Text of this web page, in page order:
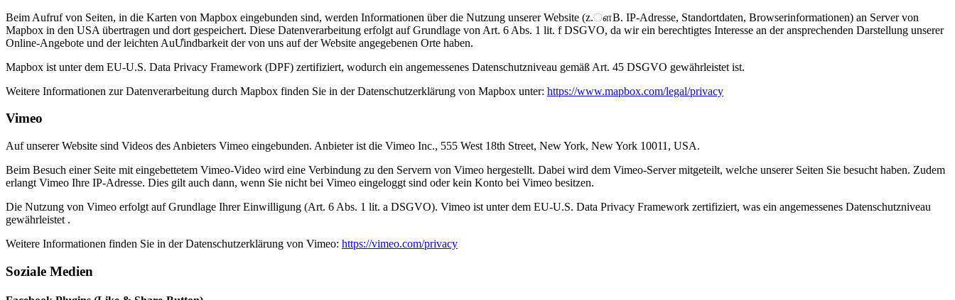
Beim Aufruf von Seiten, in die Karten von Mapbox eingebunden sind, werden Informationen über die Nutzung unserer Website (z.ௗB. IP-Adresse, Standortdaten, Browserinformationen) an Server von
Mapbox in den USA übertragen und dort gespeichert. Diese Datenverarbeitung erfolgt auf Grundlage von Art. 6 Abs. 1 lit. f DSGVO, da wir ein berechtigtes Interesse an der ansprechenden Darstellung unserer
Online-Angebote und der leichten AuƯindbarkeit der von uns auf der Website angegebenen Orte haben.
Mapbox ist unter dem EU-U.S. Data Privacy Framework (DPF) zertifiziert, wodurch ein angemessenes Datenschutzniveau gemäß Art. 45 DSGVO gewährleistet ist.
Weitere Informationen zur Datenverarbeitung durch Mapbox finden Sie in der Datenschutzerklärung von Mapbox unter: https://www.mapbox.com/legal/privacy
Vimeo
Auf unserer Website sind Videos des Anbieters Vimeo eingebunden. Anbieter ist die Vimeo Inc., 555 West 18th Street, New York, New York 10011, USA.
Beim Besuch einer Seite mit eingebettetem Vimeo-Video wird eine Verbindung zu den Servern von Vimeo hergestellt. Dabei wird dem Vimeo-Server mitgeteilt, welche unserer Seiten Sie besucht haben. Zudem
erlangt Vimeo Ihre IP-Adresse. Dies gilt auch dann, wenn Sie nicht bei Vimeo eingeloggt sind oder kein Konto bei Vimeo besitzen.
Die Nutzung von Vimeo erfolgt auf Grundlage Ihrer Einwilligung (Art. 6 Abs. 1 lit. a DSGVO). Vimeo ist unter dem EU-U.S. Data Privacy Framework zertifiziert, was ein angemessenes Datenschutzniveau
gewährleistet .
Weitere Informationen finden Sie in der Datenschutzerklärung von Vimeo: https://vimeo.com/privacy
Soziale Medien